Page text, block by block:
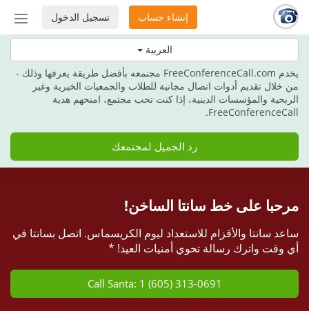
العربية
أو
تسجيل الدخول إنشاء حساب
هذه العطلة، امنح هدية الاتصالات.
يخدم FreeConferenceCall.com مجتمعه بأفضل طريقة يعرفها وذلك -
من خلال تقديم أدوات اتصال مجانية للطلاب والجمعيات الخيرية وغير
الربحية والمؤسسات الدينية، إذا كنت تحب مجتمع، امنحهم هدية
FreeConferenceCall.
رد الجميل لمجتمعك
مرحبا على خط سانتا الساخن!
ساعد سانتا والأقزام للاستعداد ليوم الكريسماس. اتصل بسانتا في
أي وقت واترك رسالة تحوي أمنيات العيد! *
Call Santa: 1 (605) 313-0691